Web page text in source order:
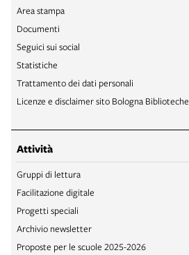
Area stampa
Documenti
Seguici sui social
Statistiche
Trattamento dei dati personali
Licenze e disclaimer sito Bologna Biblioteche
Attività
Gruppi di lettura
Facilitazione digitale
Progetti speciali
Archivio newsletter
Proposte per le scuole 2025-2026